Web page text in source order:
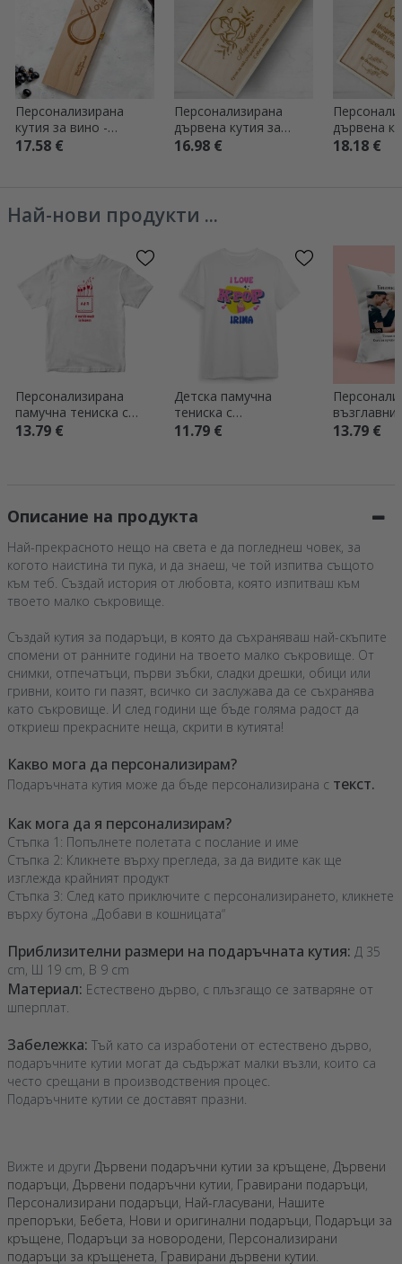
Персонализирана
кутия за вино -
Безкрайна любов
17.58 €
Персонализирана
дървена кутия за
подаръци - спомени
16.98 €
дървена
подарък с
18.18 €
Най-нови продукти ...
Персонализирана
памучна тениска с
инициали – Heaven
13.79 €
Детска памучна
тениска с
персонализиран
11.79 €
снимки и
13.79 €
Описание на продукта
Най-прекрасното нещо на света е да погледнеш човек, за
когото наистина ти пука, и да знаеш, че той изпитва същото
към теб. Създай история от любовта, която изпитваш към
твоето малко съкровище.
Създай кутия за подаръци, в която да съхраняваш най-скъпите
спомени от ранните години на твоето малко съкровище. От
снимки, отпечатъци, първи зъбки, сладки дрешки, обици или
гривни, които ги пазят, всичко си заслужава да се съхранява
като съкровище. И след години ще бъде голяма радост да
откриеш прекрасните неща, скрити в кутията!
Какво мога да персонализирам?
Подаръчната кутия може да бъде персонализирана с текст.
Как мога да я персонализирам?
Стъпка 1: Попълнете полетата с послание и име
Стъпка 2: Кликнете върху прегледа, за да видите как ще
изглежда крайният продукт
Стъпка 3: След като приключите с персонализирането, кликнете
върху бутона „Добави в кошницата“
Приблизителни размери на подаръчната кутия: Д 35
cm, Ш 19 cm, В 9 cm
Материал: Естествено дърво, с плъзгащо се затваряне от
шперплат.
Забележка: Тъй като са изработени от естествено дърво,
подаръчните кутии могат да съдържат малки възли, които са
често срещани в производствения процес.
Подаръчните кутии се доставят празни.
Вижте и други Дървени подаръчни кутии за кръщене, Дървени
подаръци, Дървени подаръчни кутии, Гравирани подаръци,
Персонализирани подаръци, Най-гласувани, Нашите
препоръки, Бебета, Нови и оригинални подаръци, Подаръци за
кръщене, Подаръци за новородени, Персонализирани
подаръци за кръщенета, Гравирани дървени кутии